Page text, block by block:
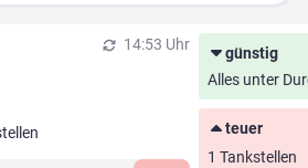
14:53 Uhr
günstig
Alles unter
teuer
1 Tankstellen